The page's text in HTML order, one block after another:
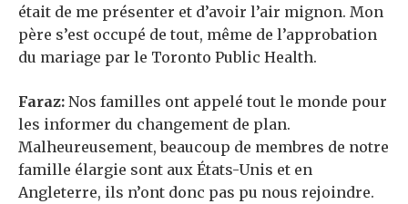
était de me présenter et d’avoir l’air mignon. Mon
père s’est occupé de tout, même de l’approbation
du mariage par le Toronto Public Health.
Faraz: Nos familles ont appelé tout le monde pour
les informer du changement de plan.
Malheureusement, beaucoup de membres de notre
famille élargie sont aux États-Unis et en
Angleterre, ils n’ont donc pas pu nous rejoindre.